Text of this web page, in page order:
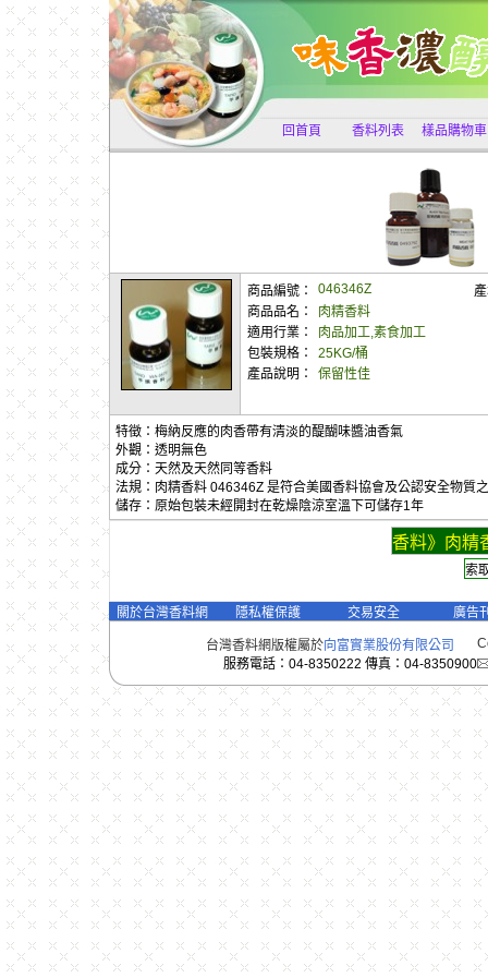
回首頁 香料列表 樣品購物車
商品編號： 046346Z
商品品名：
肉精香料
適用行業：
肉品加工,素食加工
包裝規格：
25KG/桶
產品說明：
保留性佳
特徵：梅納反應的肉香帶有清淡的醍醐味醬油香氣
外觀：透明無色
成分：天然及天然同等香料
法規：肉精香料 046346Z 是符合美國香料協會及公認安全物質
儲存：原始包裝未經開封在乾燥陰涼室溫下可儲存1年
香料》肉
關於台灣香料網 隱私權保護 交易安全 廣告
台灣香料網版權屬於向富實業股份有限公司
服務電話：04-8350222 傳真：04-8350900